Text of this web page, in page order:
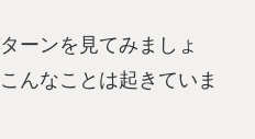
ーンを見てみましょ
んなことは起きていま